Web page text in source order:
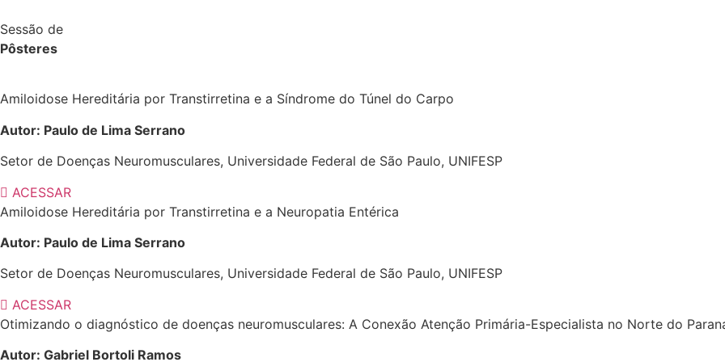
Sessão de
Pôsteres
Amiloidose Hereditária por Transtirretina e a Síndrome do Túnel do Carpo
Autor: Paulo de Lima Serrano
Setor de Doenças Neuromusculares, Universidade Federal de São Paulo, UNIFESP
ACESSAR
Amiloidose Hereditária por Transtirretina e a Neuropatia Entérica
Autor: Paulo de Lima Serrano
Setor de Doenças Neuromusculares, Universidade Federal de São Paulo, UNIFESP
ACESSAR
Otimizando o diagnóstico de doenças neuromusculares: A Conexão Atenção Primária-Especialista no Norte do
Autor: Gabriel Bortoli Ramos